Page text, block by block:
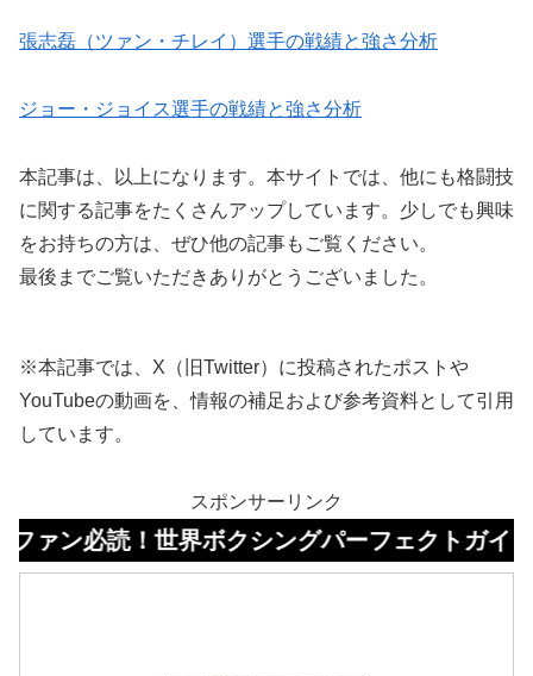
張志磊（ツァン・チレイ）選手の戦績と強さ分析
ジョー・ジョイス選手の戦績と強さ分析
本記事は、以上になります。本サイトでは、他にも格闘技
に関する記事をたくさんアップしています。少しでも興味
をお持ちの方は、ぜひ他の記事もご覧ください。
最後までご覧いただきありがとうございました。
※本記事では、X（旧Twitter）に投稿されたポストや
YouTubeの動画を、情報の補足および参考資料として引用
しています。
スポンサーリンク
世界ボクシングパーフェクトガイドはコチラ